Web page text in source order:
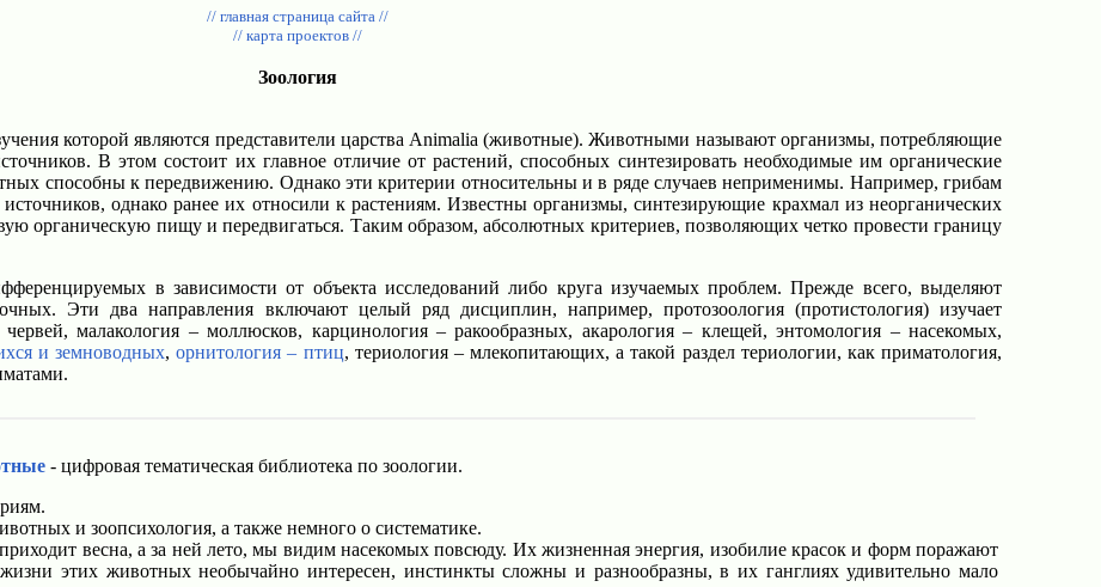
// главная страница сайта //
// карта проектов //
Зоология
которой являются представители царства Animalia (животные). Животными называют организмы, потребляющие
В этом состоит их главное отличие от растений, способных синтезировать необходимые им органические
способны к передвижению. Однако эти критерии относительны и в ряде случаев неприменимы. Например, грибам
однако ранее их относили к растениям. Известны организмы, синтезирующие крахмал из неорганических
органическую пищу и передвигаться. Таким образом, абсолютных критериев, позволяющих четко провести границу
в зависимости от объекта исследований либо круга изучаемых проблем. Прежде всего, выделяют
Эти два направления включают целый ряд дисциплин, например, протозоология (протистология) изучает
малакология – моллюсков, карцинология – ракообразных, акарология – клещей, энтомология – насекомых,
и земноводных,орнитология – птиц, териология – млекопитающих, а такой раздел териологии, как приматология,
- цифровая тематическая библиотека по зоологии.
и зоопсихология, а также немного о систематике.
весна, а за ней лето, мы видим насекомых повсюду. Их жизненная энергия, изобилие красок и форм поражают
этих животных необычайно интересен, инстинкты сложны и разнообразны, в их ганглиях удивительно мало